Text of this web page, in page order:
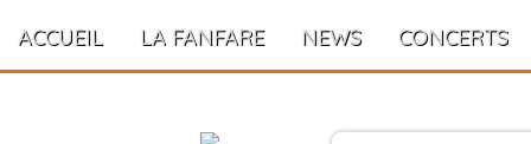
ACCUEIL LA FANFARE NEWS CONCERTS